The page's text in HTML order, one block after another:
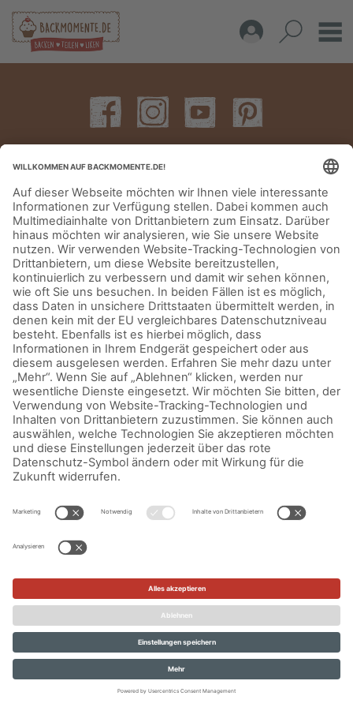
IMPRESSUM DATENSCHUTZERKLÄRUNG AGB KONTAKT
© Aurora Mühlen GmbH - Trettaustraße 49 – D-21107 Hamburg